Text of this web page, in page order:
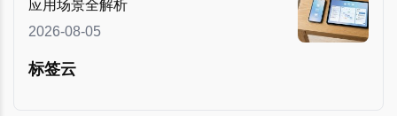
应用场景全解析
2026-08-05
标签云